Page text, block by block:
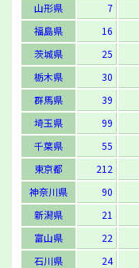
山形県
7
福島県
16
茨城県
25
栃木県
30
群馬県
39
埼玉県
99
千葉県
55
東京都
212
神奈川県
90
新潟県
21
富山県
22
石川県
24